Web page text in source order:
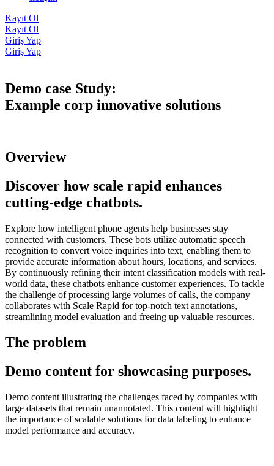
Kayıt Ol
Kayıt Ol
Giriş Yap
Giriş Yap
Demo case Study:
Example corp innovative solutions
Overview
Discover how scale rapid enhances
cutting-edge chatbots.
Explore how intelligent phone agents help businesses stay
connected with customers. These bots utilize automatic speech
recognition to convert voice inquiries into text, enabling them to
provide accurate information about hours, locations, and services.
By continuously refining their intent classification models with real-
world data, these chatbots enhance customer experiences. To tackle
the challenge of processing large volumes of calls, the company
collaborates with Scale Rapid for top-notch text annotations,
streamlining model evaluation and freeing up valuable resources.
The problem
Demo content for showcasing purposes.
Demo content illustrating the challenges faced by companies with
large datasets that remain unannotated. This content will highlight
the importance of scalable solutions for data labeling to enhance
model performance and accuracy.